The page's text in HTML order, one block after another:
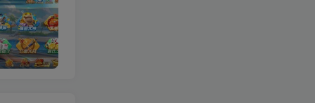
【限时至尊免费】新产品乐搏互娱